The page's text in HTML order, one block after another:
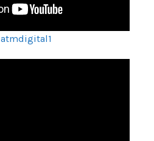
atmdigital1